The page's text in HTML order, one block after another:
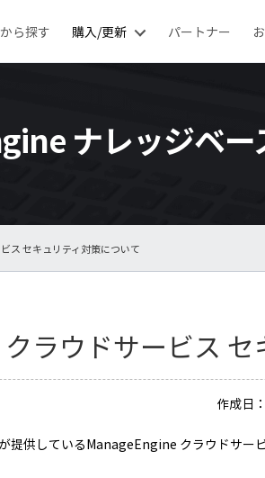
ら探す 購入/更新 パートナー
ナレッジベー
ス セキュリティ対策について
ラウドサービス セ
作成日
供しているManageEngine クラウドサービ